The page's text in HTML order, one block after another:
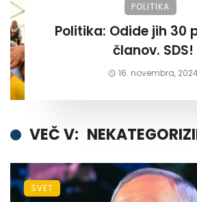
POLITIKA
Politika: Odide jih 30 pride 600
članov. SDS!
16. novembra, 2024
VEČ V:
SVET